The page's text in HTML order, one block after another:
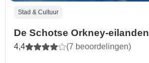
Stad & Cultuur
De Schotse Orkney-eilanden
4,4 (7 beoordelingen)